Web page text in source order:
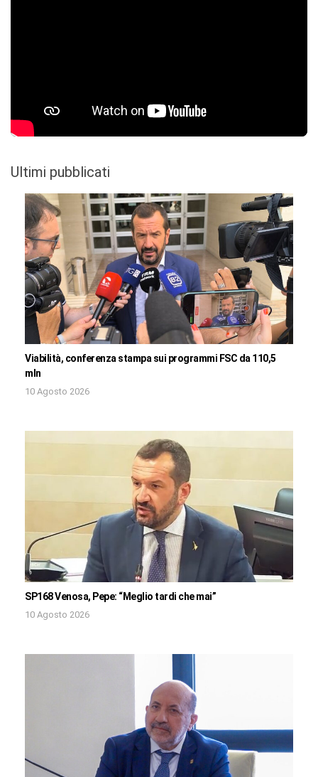
Ultimi pubblicati
Viabilità, conferenza stampa sui programmi FSC da 110,5
mln
10 Agosto 2026
SP168 Venosa, Pepe: “Meglio tardi che mai”
10 Agosto 2026